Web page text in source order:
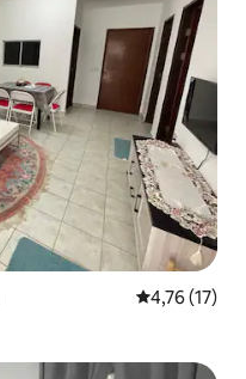
Gemiddelde
4,76 (17)